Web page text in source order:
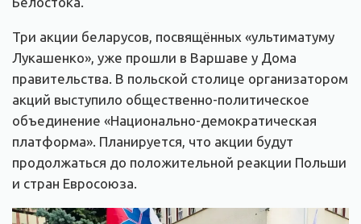
Три акции беларусов, посвящённых «ультиматуму
Лукашенко», уже прошли в Варшаве у Дома
правительства. В польской столице организатором
акций выступило общественно-политическое
объединение «Национально-демократическая
платформа». Планируется, что акции будут
продолжаться до положительной реакции Польши
и стран Евросоюза.